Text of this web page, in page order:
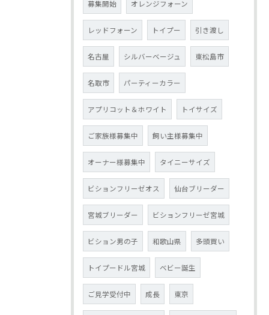
募集開始 オレンジフォーン
レッドフォーン トイプー 引き渡し
名古屋 シルバーベージュ 東松島市
名取市 パーティーカラー
アプリコット＆ホワイト トイサイズ
ご家族様募集中 飼い主様募集中
オーナー様募集中 タイニーサイズ
ビションフリーゼオス 仙台ブリーダー
宮城ブリーダー ビションフリーゼ宮城
ビション男の子 和歌山県 多頭買い
トイプードル宮城 ベビー誕生
ご見学受付中 成長 東京